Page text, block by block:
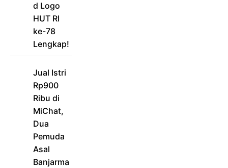
d Logo
HUT RI
ke-78
Lengkap!
Jual Istri
Rp900
Ribu di
MiChat,
Dua
Pemuda
Asal
Banjarma